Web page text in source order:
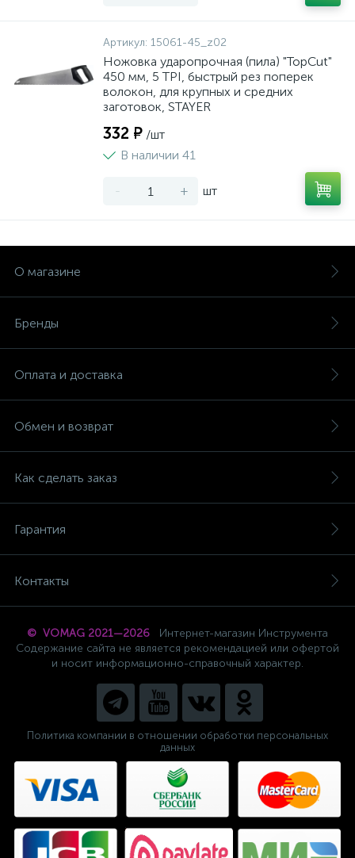
Артикул: 15061-45_z02
Ножовка ударопрочная (пила) "TopCut"
450 мм, 5 TPI, быстрый рез поперек
волокон, для крупных и средних
заготовок, STAYER
332 ₽ /шт
В наличии 41
- + шт
О магазине
Бренды
Оплата и доставка
Обмен и возврат
Как сделать заказ
Гарантия
Контакты
© VOMAG 2021—2026
Интернет-магазин Инструмента
Содержание сайта не является рекомендацией или офертой
и носит информационно-справочный характер.
Политика компании в отношении обработки персональных
данных